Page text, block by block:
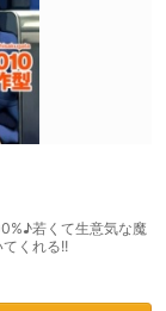
若くて生意気な魔
くれる!!